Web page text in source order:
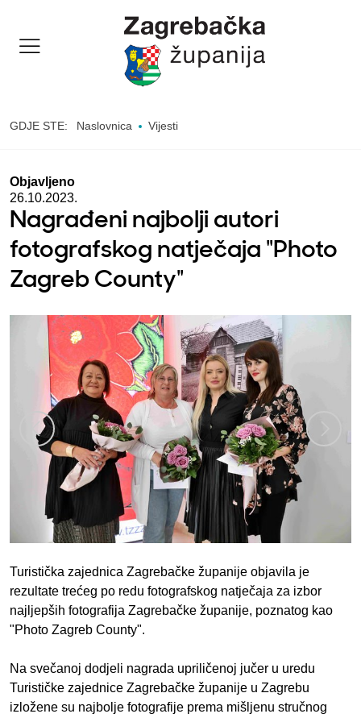
GDJE STE: Naslovnica Vijesti
Objavljeno
26.10.2023.
Nagrađeni najbolji autori
fotografskog natječaja "Photo
Zagreb County"
Turistička zajednica Zagrebačke županije objavila je
rezultate trećeg po redu fotografskog natječaja za izbor
najljepših fotografija Zagrebačke županije, poznatog kao
"Photo Zagreb County".
Na svečanoj dodjeli nagrada upriličenoj jučer u uredu
Turističke zajednice Zagrebačke županije u Zagrebu
izložene su najbolje fotografije prema mišljenu stručnog